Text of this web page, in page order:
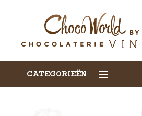
CATEGORIEËN
CALLEBAUT CHOCOLADE